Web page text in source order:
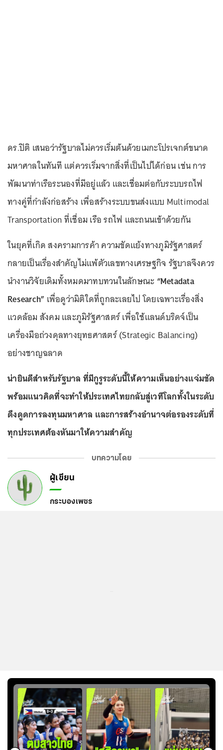
ดร.ปิติ เสนอว่ารัฐบาลไม่ควรเริ่มต้นด้วยเมกะโปรเจกต์ขนาด
มหาศาลในทันที แต่ควรเริ่มจากสิ่งที่เป็นไปได้ก่อน เช่น การ
พัฒนาท่าเรือระนองที่มีอยู่แล้ว และเชื่อมต่อกับระบบรถไฟ
ทางคู่ที่กำลังก่อสร้าง เพื่อสร้างระบบขนส่งแบบ Multimodal
Transportation ที่เชื่อม เรือ รถไฟ และถนนเข้าด้วยกัน
ในยุคที่เกิด สงครามการค้า ความขัดแย้งทางภูมิรัฐศาสตร์
กลายเป็นเรื่องสำคัญไม่แพ้ตัวเลขทางเศรษฐกิจ รัฐบาลจึงควร
นำงานวิจัยเดิมทั้งหมดมาทบทวนในลักษณะ “Metadata
Research” เพื่อดูว่ามิติใดที่ถูกละเลยไป โดยเฉพาะเรื่องสิ่ง
แวดล้อม สังคม และภูมิรัฐศาสตร์ เพื่อใช้แลนด์บริดจ์เป็น
เครื่องมือถ่วงดุลทางยุทธศาสตร์ (Strategic Balancing)
อย่างชาญฉลาด
น่ายินดีสำหรับรัฐบาล ที่มีกูรูระดับนี้ให้ความเห็นอย่างแจ่มชัด
พร้อมแนวคิดที่จะทำให้ประเทศไทยกลับสู่เวทีโลกทั้งในระดับ
ดึงดูดการลงทุนมหาศาล และการสร้างอำนาจต่อรองระดับที่
ทุกประเทศต้องหันมาให้ความสำคัญ
บทความโดย
ผู้เขียน
กระบองเพชร